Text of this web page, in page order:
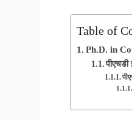
Table of
Ph.D. in